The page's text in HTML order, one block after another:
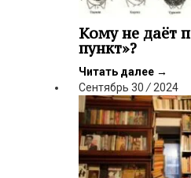
Кому не даёт
пункт»?
Читать далее →
Сентябрь 30 / 2024